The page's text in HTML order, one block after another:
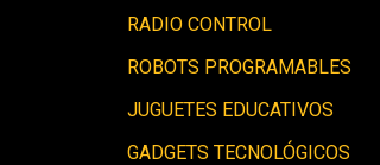
RADIO CONTROL
ROBOTS PROGRAMABLES
JUGUETES EDUCATIVOS
GADGETS TECNOLÓGICOS